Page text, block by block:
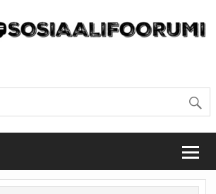
/ Suomen
Lapinlahden Lähteellä, Helsingissä